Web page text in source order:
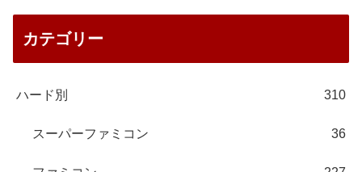
カテゴリー
ハード別 310
スーパーファミコン 36